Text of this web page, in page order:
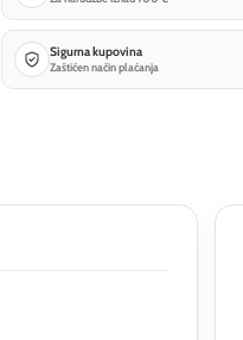
Sigurna kupovina
Zaštićen način plaćanja